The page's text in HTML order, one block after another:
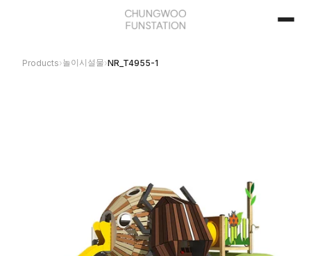
Products›놀이시설물›NR_T4955-1